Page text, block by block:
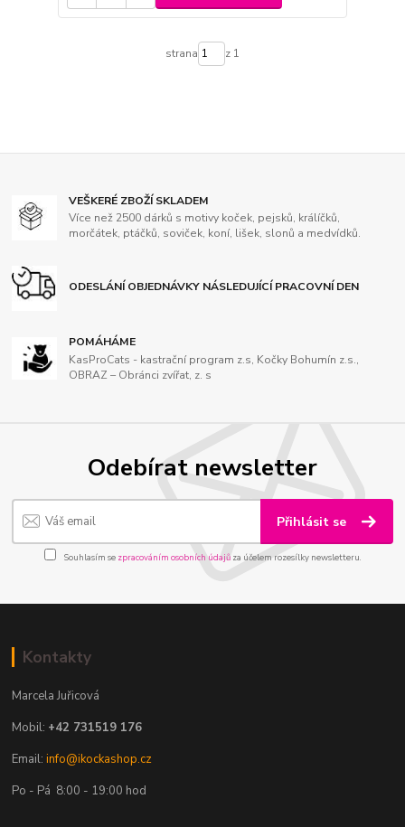
strana z 1
VEŠKERÉ ZBOŽÍ SKLADEM
Více než 2500 dárků s motivy koček, pejsků, králíčků,
morčátek, ptáčků, soviček, koní, lišek, slonů a medvídků.
ODESLÁNÍ OBJEDNÁVKY NÁSLEDUJÍCÍ PRACOVNÍ DEN
POMÁHÁME
KasProCats - kastrační program z.s, Kočky Bohumín z.s.,
OBRAZ – Obránci zvířat, z. s
Odebírat newsletter
Přihlásit se
Souhlasím se zpracováním osobních údajůza účelem rozesílky newsletteru.
Kontakty
Marcela Juřicová
Mobil: +42 731519 176
Email:info@ikockashop.cz
Po - Pá 8:00 - 19:00 hod